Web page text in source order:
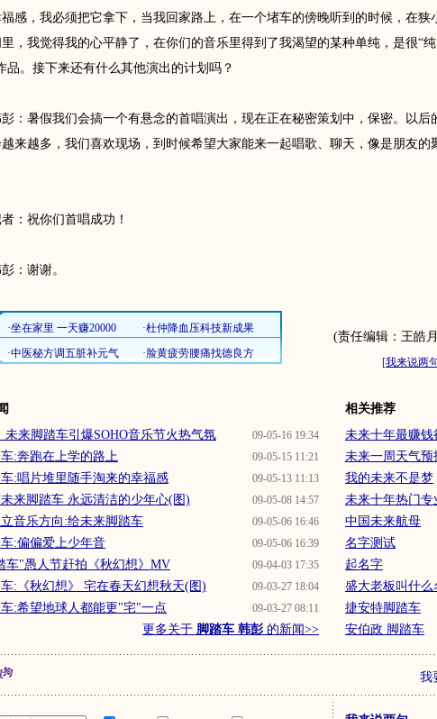
感，我必须把它拿下，当我回家路上，在一个堵车的傍晚听到的时候，在狭
，我觉得我的心平静了，在你们的音乐里得到了我渴望的某种单纯，是很“纯
品。接下来还有什么其他演出的计划吗？
暑假我们会搞一个有悬念的首唱演出，现在正在秘密策划中，保密。以后
来越多，我们喜欢现场，到时候希望大家能来一起唱歌、聊天，像是朋友的
祝你们首唱成功！
谢谢。
(责任编辑：王皓
[我来说两
09-05-16 19:34
未来脚踏车引爆SOHO音乐节火热气氛
09-05-15 11:21
:奔跑在上学的路上
09-05-13 11:13
:唱片堆里随手淘来的幸福感
09-05-08 14:57
来脚踏车 永远清洁的少年心(图)
09-05-06 16:46
音乐方向:给未来脚踏车
09-05-06 16:39
:偏偏爱上少年音
09-04-03 17:35
车"愚人节赶拍《秋幻想》MV
09-03-27 18:04
:《秋幻想》 宅在春天幻想秋天(图)
09-03-27 08:11
:希望地球人都能更"宅"一点
更多关于 脚踏车 韩彭 的新闻>>
相关推荐
未来十年最赚钱
未来一周天气预
我的未来不是梦
未来十年热门专
中国未来航母
名字测试
起名字
盛大老板叫什么
捷安特脚踏车
安伯政 脚踏车
我